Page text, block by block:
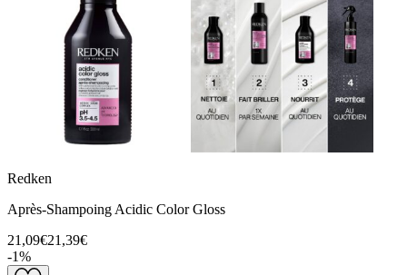
Redken
Après-Shampoing Acidic Color Gloss
21,09€21,39€
-1%